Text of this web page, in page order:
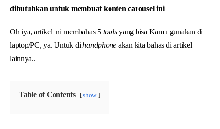
dibutuhkan untuk membuat konten carousel ini.
Oh iya, artikel ini membahas 5 toolsyang bisa Kamu gunakan di
laptop/PC, ya. Untuk dihandphone akan kita bahas di artikel
lainnya..
Table of Contents show